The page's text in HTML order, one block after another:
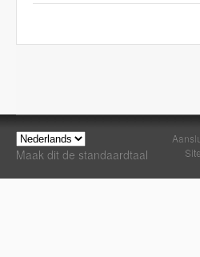
Maak dit de standaardtaal